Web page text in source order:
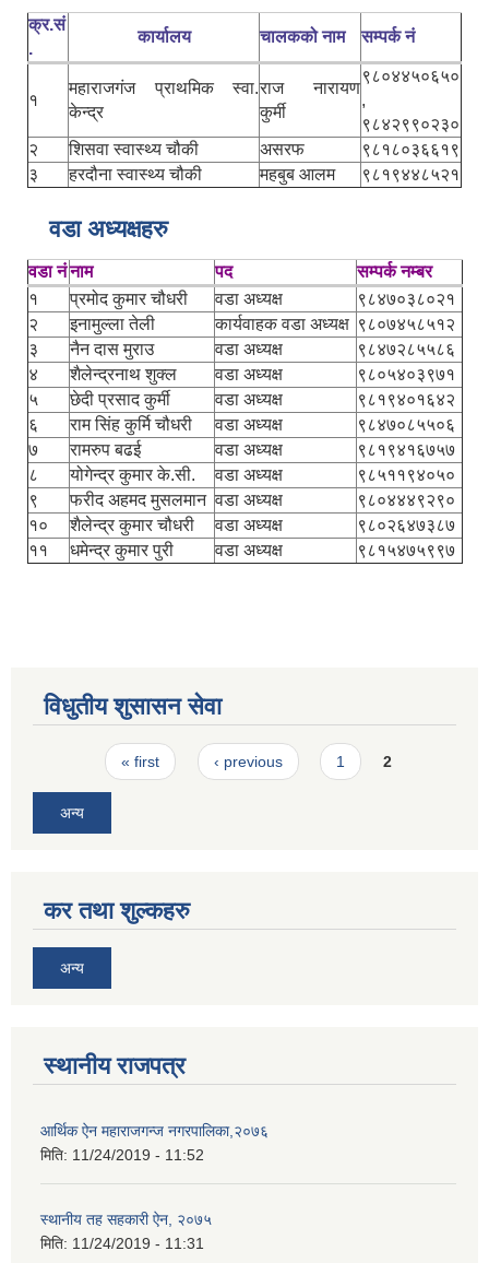
क्र.सं
.
कार्यालय चालकको नाम सम्पर्क नं
१
महाराजगंज प्राथमिक स्वा.
केन्द्र
राज नारायण
कुर्मी
९८०४४५०६५०
,
९८४२९९०२३०
२
शिसवा स्वास्थ्य चौकी असरफ
९८१८०३६६१९
३
हरदौना स्वास्थ्य चौकी महबुब आलम ९८१९४४८५२१
वडा अध्यक्षहरु
वडा नंनाम पद
सम्पर्क नम्बर
१
प्रमोद कुमार चौधरी वडा अध्यक्ष
९८४७०३८०२१
२
इनामुल्ला तेली कार्यवाहक वडा अध्यक्ष ९८०७४५८५१२
३
नैन दास मुराउ वडा अध्यक्ष
९८४७२८५५८६
४
शैलेन्द्रनाथ शुक्ल वडा अध्यक्ष
९८०५४०३९७१
५
छेदी प्रसाद कुर्मी वडा अध्यक्ष
९८१९४०१६४२
६
राम सिंह कुर्मि चौधरी वडा अध्यक्ष
९८४७०८५५०६
७
रामरुप बढई वडा अध्यक्ष
९८१९४१६७५७
८
योगेन्द्र कुमार के.सी. वडा अध्यक्ष
९८५११९४०५०
९
फरीद अहमद मुसलमान वडा अध्यक्ष
९८०४४४९२९०
१०
शैलेन्द्र कुमार चौधरी वडा अध्यक्ष
९८०२६४७३८७
११
धमेन्द्र कुमार पुरी वडा अध्यक्ष ९८१५४७५९९७
विधुतीय शुसासन सेवा
Pages« first ‹ previous 1 2
अन्य
कर तथा शुल्कहरु
अन्य
स्थानीय राजपत्र
आर्थिक ऐन महाराजगन्ज नगरपालिका,२०७६
मिति: 11/24/2019 - 11:52
स्थानीय तह सहकारी ऐन, २०७५
मिति: 11/24/2019 - 11:31